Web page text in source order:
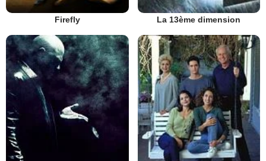
Firefly La 13ème dimension